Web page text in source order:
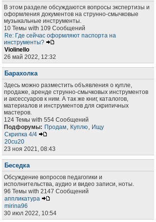
В этом разделе обсуждаются вопросы экспертизы и
оформления документов на струнно-смычковые
музыкальные инструменты.
10 Темы with 109 Сообщений
Re: Где сейчас оформляют паспорта на
инструменты?
Violinello
26 май 2022, 12:32
Барахолка
Здесь можно разместить объявления о купле,
продаже, аренде струнно-смычковых инструментов
и аксессуаров к ним. А так же книг, каталогов,
материалов и инструментов для скрипичных
мастеров.
124 Темы with 554 Сообщений
Подфорумы: Продам, Куплю, Ищу
Скрипка 4/4
20cu20
23 ноя 2021, 08:43
Беседка
Обсуждение вопросов педагогики и
исполнительства, аудио и видео записи, ноты.
96 Темы with 2147 Сообщений
аппликатура
mirina96
30 июл 2022, 10:54